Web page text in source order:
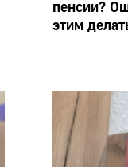
пенсии?
этим